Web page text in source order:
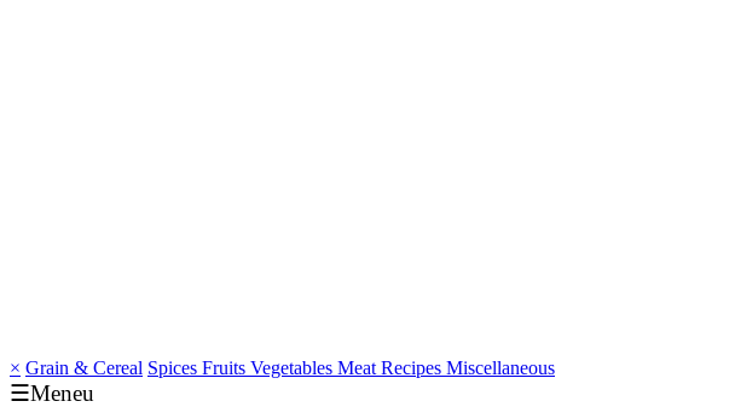
× Grain & Cereal Spices Fruits Vegetables Meat Recipes Miscellaneous
☰Meneu